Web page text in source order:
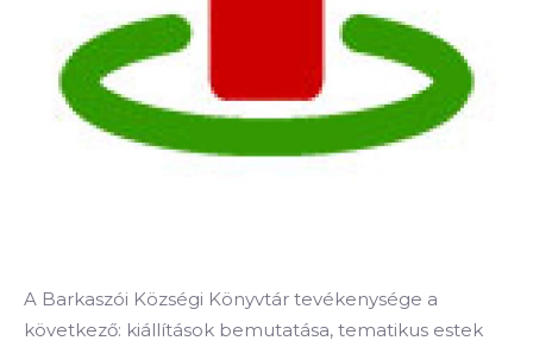
A Barkaszói Községi Könyvtár tevékenysége a
következő: kiállítások bemutatása, tematikus estek